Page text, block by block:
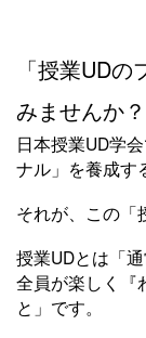
「授業UD
みませんか？
日本授業UD学
ナル」を養成す
それが、この「
授業UDとは「
全員が楽しく『
と」です。